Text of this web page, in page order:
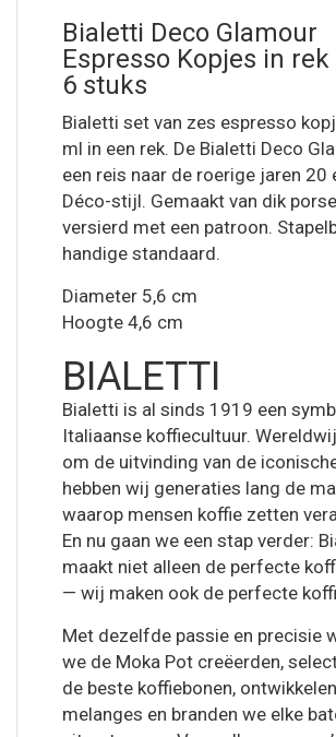
Bialetti Deco Glamour
Espresso Kopjes in
6 stuks
Bialetti set van zes espresso
ml in een rek. De Bialetti Deco
een reis naar de roerige jaren 20
Déco-stijl. Gemaakt van dik
versierd met een patroon.
handige standaard.
Diameter 5,6 cm
Hoogte 4,6 cm
BIALETTI
Bialetti is al sinds 1919 een
Italiaanse koffiecultuur.
om de uitvinding van de
hebben wij generaties lang de
waarop mensen koffie zetten
En nu gaan we een stap verder:
maakt niet alleen de perfecte
— wij maken ook de perfecte
Met dezelfde passie en precisie
we de Moka Pot creëerden,
de beste koffiebonen,
melanges en branden we elke